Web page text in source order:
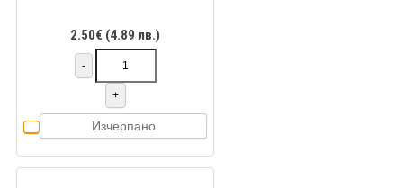
2.50€ (4.89 лв.)
-
+
Изчерпано